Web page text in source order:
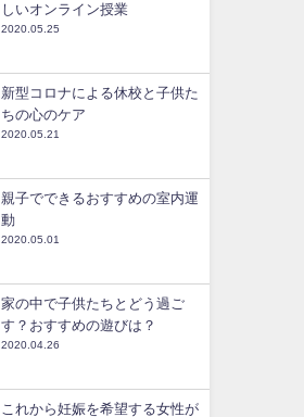
しいオンライン授業
2020.05.25
新型コロナによる休校と子供た
ちの心のケア
2020.05.21
親子でできるおすすめの室内運
動
2020.05.01
家の中で子供たちとどう過ご
す？おすすめの遊びは？
2020.04.26
これから妊娠を希望する女性が